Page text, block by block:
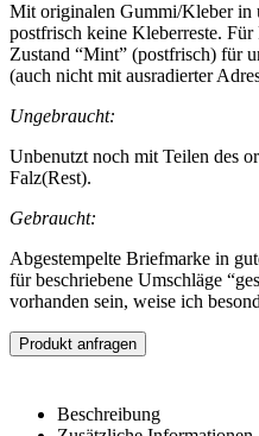
Mit originalen Gummi/Kleber in
postfrisch keine Kleberreste.
Zustand “Mint” (postfrisch) für
(auch nicht mit ausradierter
Ungebraucht:
Unbenutzt noch mit Teilen des
Falz(Rest).
Gebraucht:
Abgestempelte Briefmarke in
für beschriebene Umschläge
vorhanden sein, weise ich
Produkt anfragen
Beschreibung